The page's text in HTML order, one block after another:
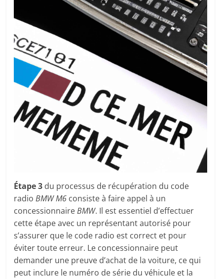
Étape 3 du processus de récupération du code
radioBMW M6 consiste à faire appel à un
concessionnaireBMW. Il est essentiel d’effectuer
cette étape avec un représentant autorisé pour
s’assurer que le code radio est correct et pour
éviter toute erreur. Le concessionnaire peut
demander une preuve d’achat de la voiture, ce qui
peut inclure le numéro de série du véhicule et la